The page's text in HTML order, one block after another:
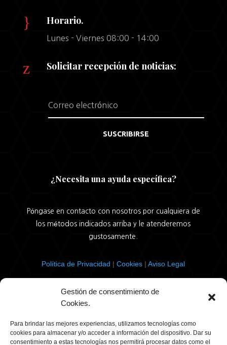
Gestión de consentimiento de
Cookies.
Para brindar las mejores experiencias, utilizamos tecnologías como
cookies para almacenar y/o acceder a información del dispositivo. Dar su
consentimiento a estas tecnologías nos permitirá procesar datos como el
} Horario.
Lunes - Viernes 08:00 - 14:00
z Solicitar recepción de noticias:
SUSCRIBIRSE
¿Necesita una ayuda específica?
Póngase en contacto con nosotros por cualquiera de
los métodos indicados arriba y le atenderemos
gustosamente.
Política de Privacidad |Cookies |Aviso Legal
© Cámara Urbana de Burgos. 2026 |
privacidad